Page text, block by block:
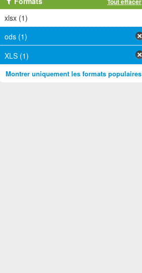
xlsx (1)
ods (1)
XLS (1)
Montrer uniquement les formats populaires